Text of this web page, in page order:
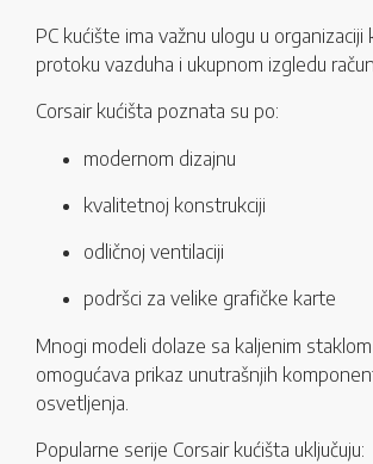
PC kućište ima važnu ulogu u
protoku vazduha i ukupnom izgledu
Corsair kućišta poznata su po:
modernom dizajnu
kvalitetnoj konstrukciji
odličnoj ventilaciji
podršci za velike grafičke karte
Mnogi modeli dolaze sa kaljenim
omogućava prikaz unutrašnjih
osvetljenja.
Popularne serije Corsair kućišta uključuju: